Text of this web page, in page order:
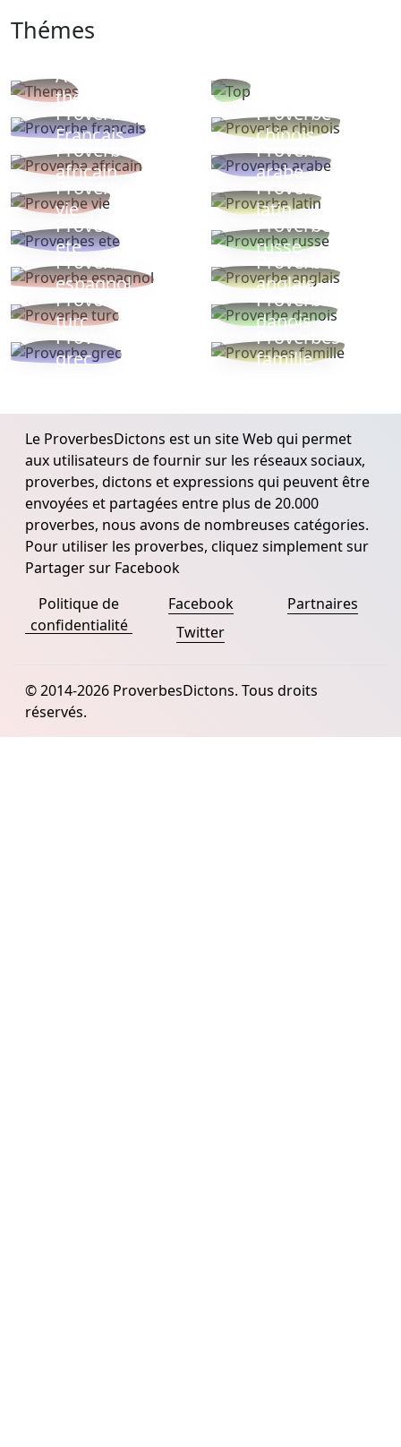
Thémes
Autres
thèmes
Proverbe
Français
Proverbe
chinois
Proverbe
africain
Proverbe
arabe
Proverbe
vie
Proverbe
latin
Proverbes
ete
Proverbe
russe
Proverbe
espagnol
Proverbe
anglais
Proverbe
turc
Proverbe
danois
Proverbe
grec
Proverbes
famille
Le ProverbesDictons est un site Web qui permet
aux utilisateurs de fournir sur les réseaux sociaux,
proverbes, dictons et expressions qui peuvent être
envoyées et partagées entre plus de 20.000
proverbes, nous avons de nombreuses catégories.
Pour utiliser les proverbes, cliquez simplement sur
Partager sur Facebook
Politique de
confidentialité
Facebook
Twitter
Partnaires
© 2014-2026 ProverbesDictons. Tous droits
réservés.